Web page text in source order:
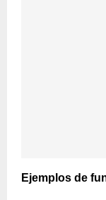
Ejemplos de